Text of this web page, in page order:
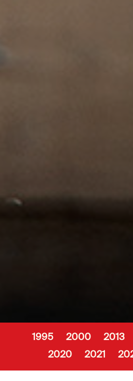
1995 2000 2013
2020
2021